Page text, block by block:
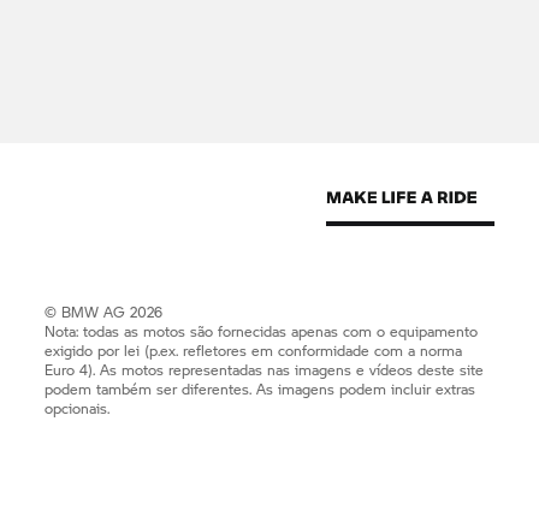
© BMW AG 2026
Nota: todas as motos são fornecidas apenas com o equipamento
exigido por lei (p.ex. refletores em conformidade com a norma
Euro 4). As motos representadas nas imagens e vídeos deste site
podem também ser diferentes. As imagens podem incluir extras
opcionais.